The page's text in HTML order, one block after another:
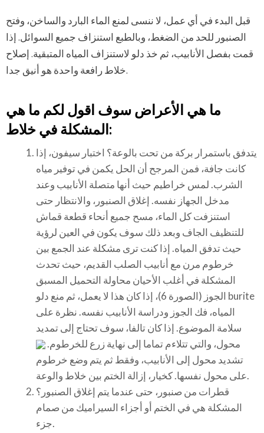
قبل البدء في أي عمل، لا ننسى لمنع الماء البارد والساخن، وفتح
الصنبور للحد من الضغط، وبالطبع استنزاف جميع السوائل. إذا
قمت بفصل الأنابيب، ثم خذ دلو لاستنزاف المياه المتبقية. إصلاح
خلاط رافعة واحدة هو أنيق جدا.
ما هي الأعراض سوف اقول لكم ما هي
المشكلة في خلاط:
يتدفق باستمرار بركة من تحت بالوعة؟ اختبار سيفون، إذا
كانت جافة، فمن المرجح أن الحل يكمن في توفير مياه
الشرب. لمس خراطيم حيث أنها متصلة الأنابيب وعند
مدخل الجهاز نفسه. إغلاق الصنبور، والانتظار حتى
استنزفت كل الماء، مسح جميع أنحاء قطعة قماش
للتنظيف الجاف وبعد ذلك سوف يكون في العين لرؤية
حيث تدفق المياه. إذا كنت ترى مشكلة عند الجمع بين
خرطوم مرن مع أنابيب الصلب القديم، حيث تحدث
المشكلة في أغلب الأحيان محاولة التحميل المسبق
الجوز (الصورة 6)، إذا كان هذا لا يعمل، ثم منع دلو burite
المياه، فك الجوز ودراسة الأنابيب نفسه. نظرة على
سلامة الموضوع. إذا كان تالفا، سوف تحتاج إلى تمديد
محول، والتي تتلاءم تماما إلى نهاية زرع للخرطوم.
تشديد محول إلى الأنابيب، وفقط ثم يتم وضع خرطوم
على محول نفسها. كخيار، إزالة الختم بين خلاط والوعة.
قطرات من صنبور، حتى عندما يتم إغلاق الصنبور؟
المشكلة هي في الختم أو أجزاء السيراميك من صمام
جزء.